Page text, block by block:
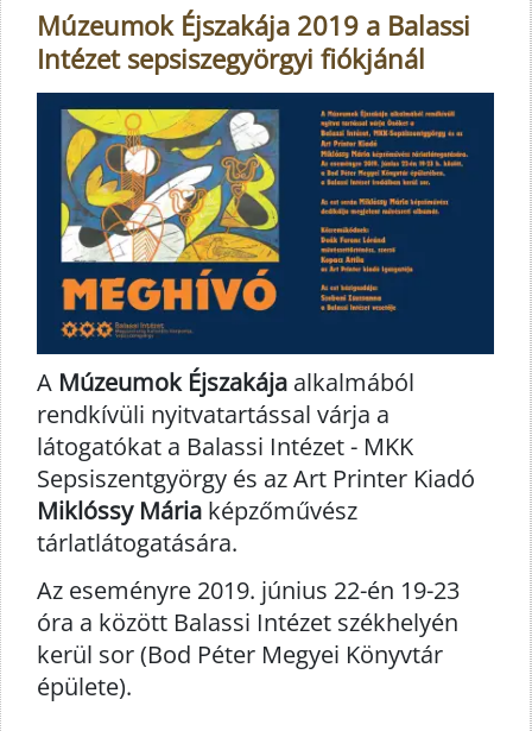
Múzeumok Éjszakája 2019 a Balassi
Intézet sepsiszegyörgyi fiókjánál
A Múzeumok Éjszakája alkalmából
rendkívüli nyitvatartással várja a
látogatókat a Balassi Intézet - MKK
Sepsiszentgyörgy és az Art Printer Kiadó
Miklóssy Mária képzőművész
tárlatlátogatására.
Az eseményre 2019. június 22-én 19-23
óra a között Balassi Intézet székhelyén
kerül sor (Bod Péter Megyei Könyvtár
épülete).